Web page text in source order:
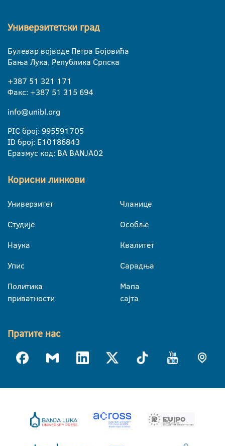
Универзитетски град
Булевар војводе Петра Бојовића
Бања Лука, Република Српска
+387 51 321 171
Факс: +387 51 315 694
info@unibl.org
PIC број: 995591705
ID број: E10186843
Еразмус код: BA BANJA02
Корисни линкови
Универзитет
Студије
Наука
Упис
Политика
приватности
Чланице
Особље
Квалитет
Сарадња
Мапа
сајта
Пратите нас